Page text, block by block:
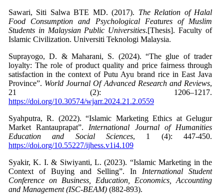
Sawari, Siti Salwa BTE MD. (2017). The Relation of Halal
Food Consumption and Psychological Features of Muslim
Students in Malaysian Public Universities.[Thesis]. Faculty of
Islamic Civilization. Universiti Teknologi Malaysia.
Suprayogo, D. & Maharani, S. (2024). “The glue of trader
loyalty: The role of product quality and price fairness through
satisfaction in the context of Putu Ayu brand rice in East Java
Province”. World Journal Of Advanced Research and Reviews,
21 (2): 1206–1217.
https://doi.org/10.30574/wjarr.2024.21.2.0559
Syahputra, R. (2022). “Islamic Marketing Ethics at Gelugur
Market Rantauprapat”. International Journal of Humanities
Education and Social Sciences, 1 (4): 447-450.
https://doi.org/10.55227/ijhess.v1i4.109
Syakir, K. I. & Siwiyanti, L. (2023). “Islamic Marketing in the
Context of Buying and Selling”. In International Student
Conference on Business, Education, Economics, Accounting
and Management (ISC-BEAM)